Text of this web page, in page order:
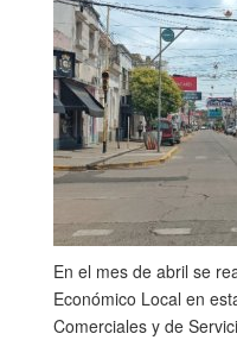
En el mes de abril se
Económico Local en
Comerciales y de